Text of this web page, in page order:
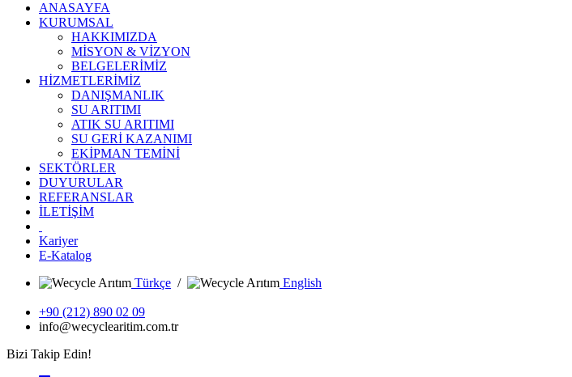
ANASAYFA
KURUMSAL
HAKKIMIZDA
MİSYON & VİZYON
BELGELERİMİZ
HİZMETLERİMİZ
DANIŞMANLIK
SU ARITIMI
ATIK SU ARITIMI
SU GERİ KAZANIMI
EKİPMAN TEMİNİ
SEKTÖRLER
DUYURULAR
REFERANSLAR
İLETİŞİM
Kariyer
E-Katalog
Türkçe / English
+90 (212) 890 02 09
info@wecyclearitim.com.tr
Bizi Takip Edin!